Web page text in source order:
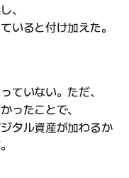
、
いると付け加えた。
ていない。ただ、
ったことで、
タル資産が加わるか